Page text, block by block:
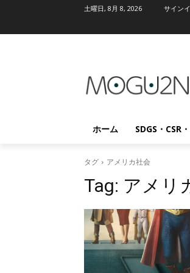
土曜日, 8月 8, 2026 サイン
ホーム SDGS・CSR
タグ アメリカ社会
Tag: アメリ